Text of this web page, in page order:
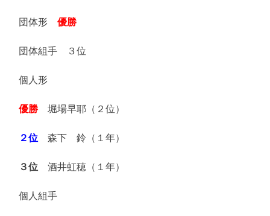
団体形 優勝
団体組手 ３位
個人形
優勝 堀場早耶（２位）
２位 森下 鈴（１年）
３位 酒井虹穂（１年）
個人組手